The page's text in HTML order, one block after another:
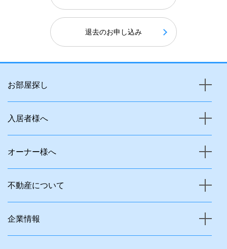
退去のお申し込み
お部屋探し
入居者様へ
オーナー様へ
不動産について
企業情報